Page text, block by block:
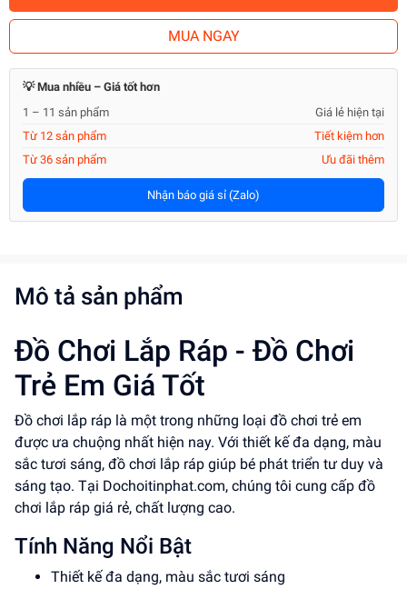
MUA NGAY
💡 Mua nhiều – Giá tốt hơn
1 – 11 sản phẩm
Giá lẻ hiện tại
Từ 12 sản phẩm
Tiết kiệm hơn
Từ 36 sản phẩm
Ưu đãi thêm
Nhận báo giá sỉ (Zalo)
Mô tả sản phẩm
Đồ Chơi Lắp Ráp - Đồ Chơi
Trẻ Em Giá Tốt
Đồ chơi lắp ráp là một trong những loại đồ chơi trẻ em
được ưa chuộng nhất hiện nay. Với thiết kế đa dạng, màu
sắc tươi sáng, đồ chơi lắp ráp giúp bé phát triển tư duy và
sáng tạo. Tại Dochoitinphat.com, chúng tôi cung cấp đồ
chơi lắp ráp giá rẻ, chất lượng cao.
Tính Năng Nổi Bật
Thiết kế đa dạng, màu sắc tươi sáng